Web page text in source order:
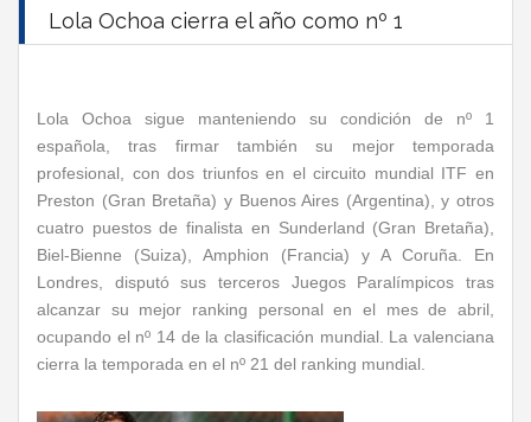
Lola Ochoa cierra el año como nº 1
Lola Ochoa sigue manteniendo su condición de nº 1
española, tras firmar también su mejor temporada
profesional, con dos triunfos en el circuito mundial ITF en
Preston (Gran Bretaña) y Buenos Aires (Argentina), y otros
cuatro puestos de finalista en Sunderland (Gran Bretaña),
Biel-Bienne (Suiza), Amphion (Francia) y A Coruña. En
Londres, disputó sus terceros Juegos Paralímpicos tras
alcanzar su mejor ranking personal en el mes de abril,
ocupando el nº 14 de la clasificación mundial. La valenciana
cierra la temporada en el nº 21 del ranking mundial.